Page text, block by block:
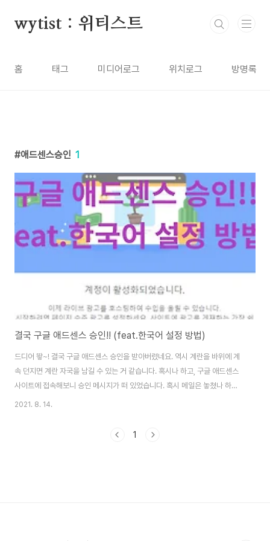
wytist : 위티스트
홈 태그 미디어로그 위치로그 방명록
애드센스승인 1
결국 구글 애드센스 승인!! (feat.한국어 설정 방법)
드디어 뙇~! 결국 구글 애드센스 승인을 받아버렸네요. 역시 계란을 바위에 계
속 던지면 계란 자국을 남길 수 있는 거 같습니다. 혹시나 하고, 구글 애드센스
사이트에 접속해보니 승인 메시지가 떠 있었습니다. 혹시 메일은 놓쳤나 하고,
메일함을 뒤져봤는데, 승인 메일은 발견하지 못했습니다. 제가 실수로 지운 건
Set Up Ads 버튼을 눌러서 세팅을 진행해 볼까요 ~~~ 오~ 좋은 메시지~~
2021. 8. 14.
1